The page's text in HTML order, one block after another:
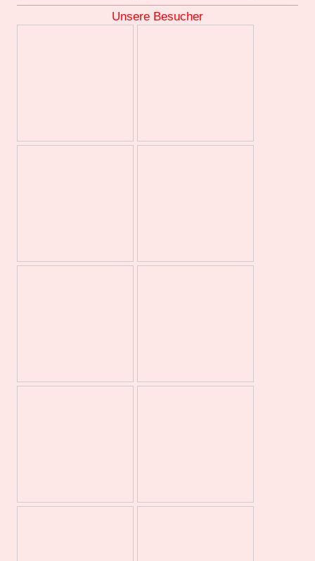
Unsere Besucher